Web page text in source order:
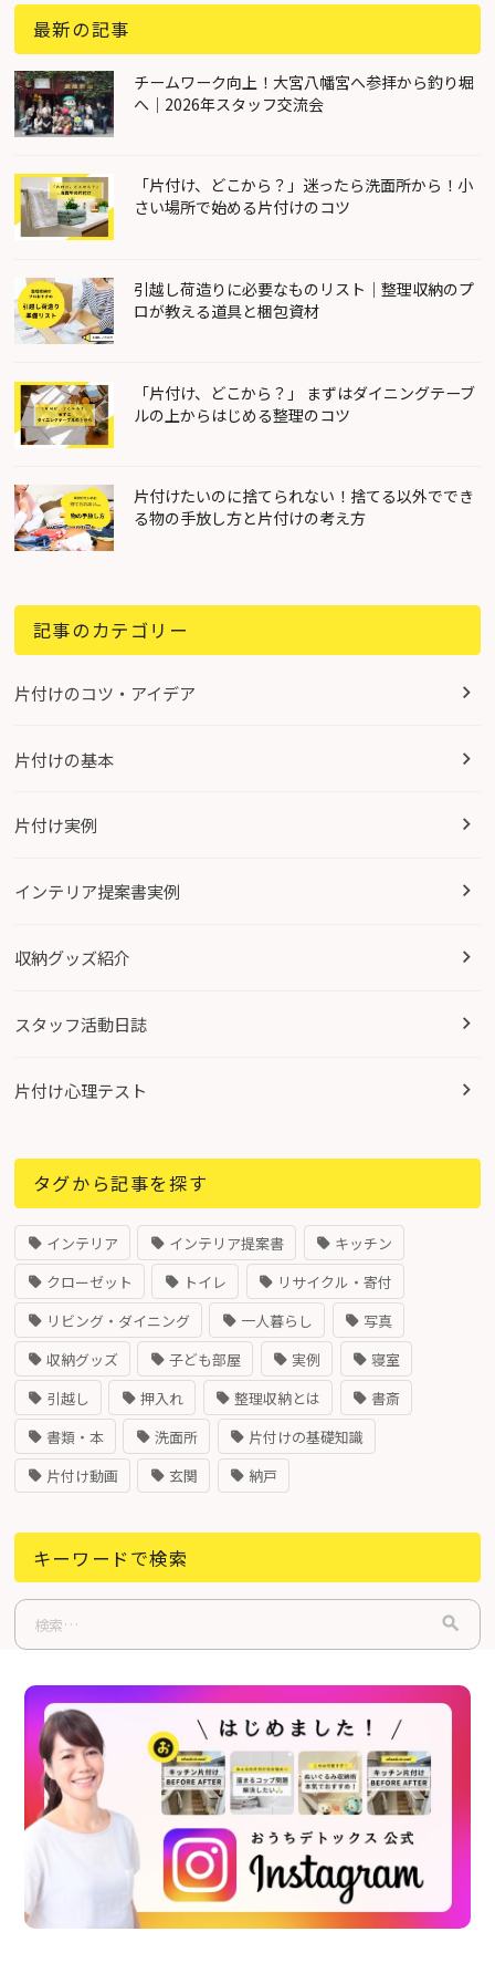
最新の記事
チームワーク向上！大宮八幡宮へ参拝から釣り堀
へ｜2026年スタッフ交流会
「片付け、どこから？」迷ったら洗面所から！小
さい場所で始める片付けのコツ
引越し荷造りに必要なものリスト｜整理収納のプ
ロが教える道具と梱包資材
「片付け、どこから？」 まずはダイニングテーブ
ルの上からはじめる整理のコツ
片付けたいのに捨てられない！捨てる以外ででき
る物の手放し方と片付けの考え方
記事のカテゴリー
片付けのコツ・アイデア
片付けの基本
片付け実例
インテリア提案書実例
収納グッズ紹介
スタッフ活動日誌
片付け心理テスト
タグから記事を探す
インテリア インテリア提案書
キッチン
クローゼット
トイレ
リサイクル・寄付
リビング・ダイニング
一人暮らし
写真
収納グッズ
子ども部屋 実例
寝室
引越し
押入れ 整理収納とは
書斎
書類・本
洗面所
片付けの基礎知識
片付け動画
玄関 納戸
キーワードで検索